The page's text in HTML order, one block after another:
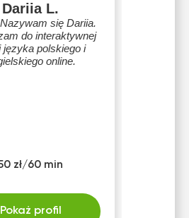
Dariia L.
się Dariia.
do interaktywnej
języka polskiego i
online.
zł/60 min
Pokaż profil